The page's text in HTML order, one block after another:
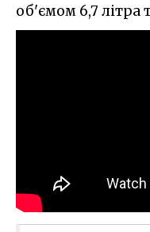
об'ємом 6,7 літра